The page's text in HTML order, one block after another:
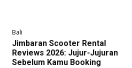
Bali
Jimbaran Scooter Rental
Reviews 2026: Jujur-Jujuran
Sebelum Kamu Booking